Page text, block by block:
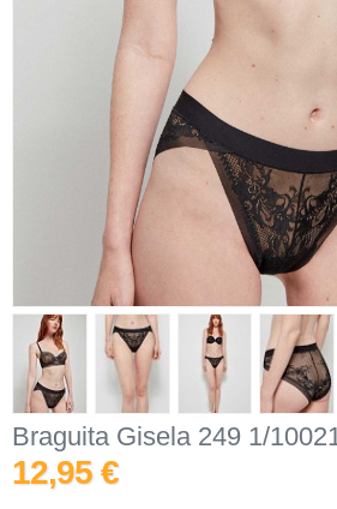
Braguita Gisela 249 1/
12,95 €